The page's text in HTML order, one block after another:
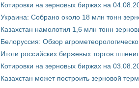
Котировки на зерновых биржах на
Украина: Собрано около 18 млн тонн
Казахстан намолотил 1,6 млн тонн
Белоруссия: Обзор
Итоги российских биржевых торгов
Котировки на зерновых биржах на
Казахстан может построить зерновой